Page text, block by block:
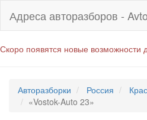
Адреса авторазборов -
Скоро появятся новые возможности
Авторазборки Россия
«Vostok-Auto 23»